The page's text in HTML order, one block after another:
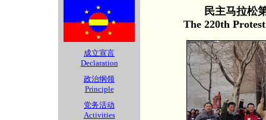
成立宣言
Declaration
政治纲领
Principle
党务活动
Activities
民主马拉松
The 220th